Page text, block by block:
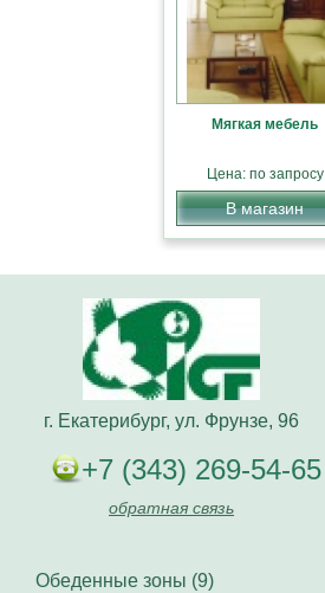
Мягкая мебель
Цена: по запросу
В магазин
г. Екатерибург, ул. Фрунзе, 96
+7 (343) 269-54-65
обратная связь
Обеденные зоны (9)